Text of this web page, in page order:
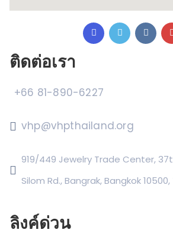
ติดต่อเรา
+66 81-890-6227
vhp@vhpthailand.org
919/449 Jewelry Trade Center,
Silom Rd., Bangrak, Bangkok
ลิงค์ด่วน